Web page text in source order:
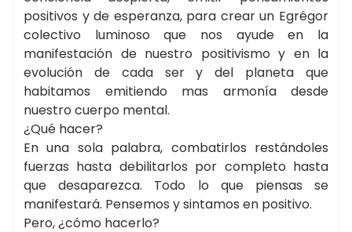
positivos y de esperanza, para crear un Egrégor
colectivo luminoso que nos ayude en la
manifestación de nuestro positivismo y en la
evolución de cada ser y del planeta que
habitamos emitiendo mas armonía desde
nuestro cuerpo mental.
¿Qué hacer?
En una sola palabra, combatirlos restándoles
fuerzas hasta debilitarlos por completo hasta
que desaparezca. Todo lo que piensas se
manifestará. Pensemos y sintamos en positivo.
Pero, ¿cómo hacerlo?